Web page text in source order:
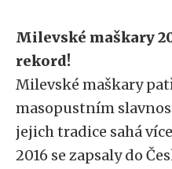
Milevské maškary
rekord!
Milevské maškary
masopustním
jejich tradice sahá
2016 se zapsaly do